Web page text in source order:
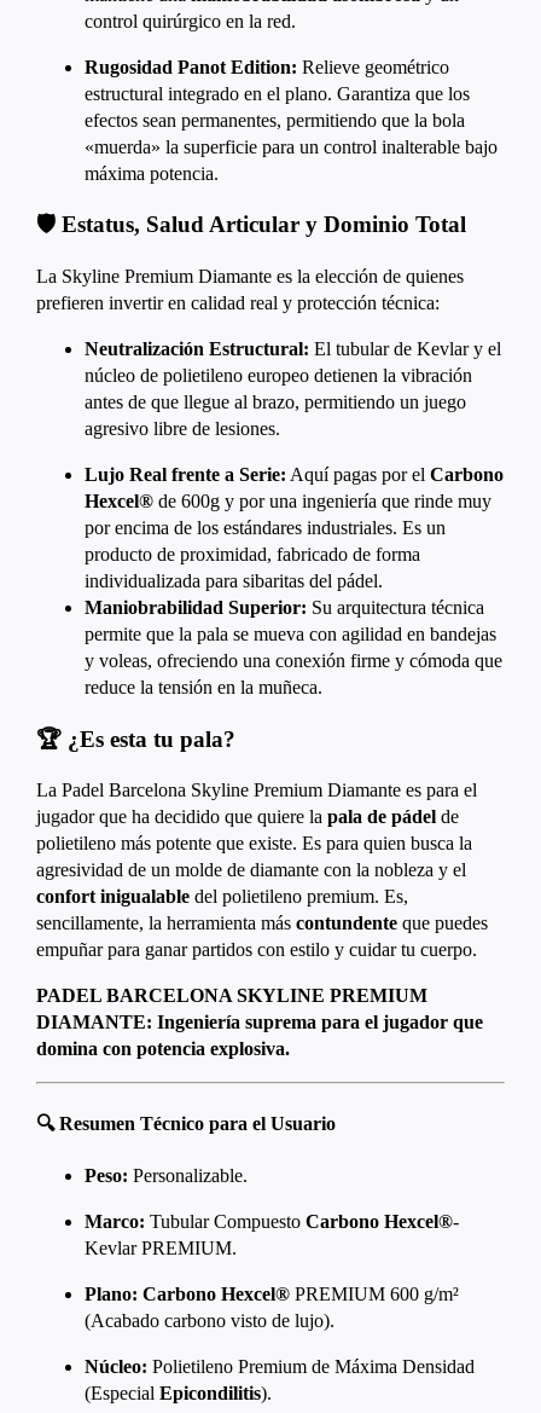
control quirúrgico en la red.
Rugosidad Panot Edition: Relieve geométrico
estructural integrado en el plano. Garantiza que los
efectos sean permanentes, permitiendo que la bola
«muerda» la superficie para un control inalterable bajo
máxima potencia.
🛡️ Estatus, Salud Articular y Dominio Total
La Skyline Premium Diamante es la elección de quienes
prefieren invertir en calidad real y protección técnica:
Neutralización Estructural: El tubular de Kevlar y el
núcleo de polietileno europeo detienen la vibración
antes de que llegue al brazo, permitiendo un juego
agresivo libre de lesiones.
Lujo Real frente a Serie: Aquí pagas por el Carbono
Hexcel®de 600g y por una ingeniería que rinde muy
por encima de los estándares industriales. Es un
producto de proximidad, fabricado de forma
individualizada para sibaritas del pádel.
Maniobrabilidad Superior: Su arquitectura técnica
permite que la pala se mueva con agilidad en bandejas
y voleas, ofreciendo una conexión firme y cómoda que
reduce la tensión en la muñeca.
🏆 ¿Es esta tu pala?
La Padel Barcelona Skyline Premium Diamante es para el
jugador que ha decidido que quiere la pala de pádelde
polietileno más potente que existe. Es para quien busca la
agresividad de un molde de diamante con la nobleza y el
confort inigualabledel polietileno premium. Es,
sencillamente, la herramienta más contundenteque puedes
empuñar para ganar partidos con estilo y cuidar tu cuerpo.
PADEL BARCELONA SKYLINE PREMIUM
DIAMANTE: Ingeniería suprema para el jugador que
domina con potencia explosiva.
🔍 Resumen Técnico para el Usuario
Peso: Personalizable.
Marco: Tubular Compuesto Carbono Hexcel®-
Kevlar PREMIUM.
Plano: Carbono Hexcel®PREMIUM 600 g/m²
(Acabado carbono visto de lujo).
Núcleo: Polietileno Premium de Máxima Densidad
(Especial Epicondilitis).